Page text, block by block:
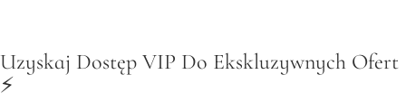
Uzyskaj Dostęp VIP Do Ekskluzywnych Ofert
⚡️